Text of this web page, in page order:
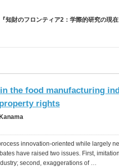
知財のフロンティア2：学際的研究の現
the food manufacturing
rights
innovation-oriented while largely
have raised two issues. First,
second, exaggerations of …